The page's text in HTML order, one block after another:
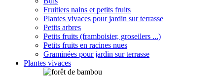
Fruitiers nains et petits fruits
Plantes vivaces pour jardin sur terrasse
Petits arbres
Petits fruits (framboisier, groseilers ...)
Petits fruits en racines nues
Graminées pour jardin sur terrasse
Plantes vivaces